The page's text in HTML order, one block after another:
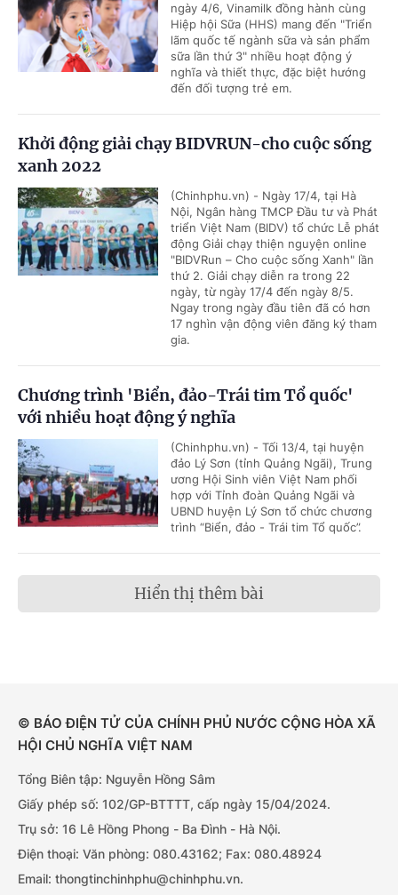
ngày 4/6, Vinamilk đồng hành cùng
Hiệp hội Sữa (HHS) mang đến "Triển
lãm quốc tế ngành sữa và sản phẩm
sữa lần thứ 3" nhiều hoạt động ý
nghĩa và thiết thực, đặc biệt hướng
đến đối tượng trẻ em.
Khởi động giải chạy BIDVRUN-cho cuộc sống
xanh 2022
(Chinhphu.vn) - Ngày 17/4, tại Hà
Nội, Ngân hàng TMCP Đầu tư và Phát
triển Việt Nam (BIDV) tổ chức Lễ phát
động Giải chạy thiện nguyện online
"BIDVRun – Cho cuộc sống Xanh" lần
thứ 2. Giải chạy diễn ra trong 22
ngày, từ ngày 17/4 đến ngày 8/5.
Ngay trong ngày đầu tiên đã có hơn
17 nghìn vận động viên đăng ký tham
gia.
Chương trình 'Biển, đảo-Trái tim Tổ quốc'
với nhiều hoạt động ý nghĩa
(Chinhphu.vn) - Tối 13/4, tại huyện
đảo Lý Sơn (tỉnh Quảng Ngãi), Trung
ương Hội Sinh viên Việt Nam phối
hợp với Tỉnh đoàn Quảng Ngãi và
UBND huyện Lý Sơn tổ chức chương
trình “Biển, đảo - Trái tim Tổ quốc”.
Hiển thị thêm bài
© BÁO ĐIỆN TỬ CỦA CHÍNH PHỦ NƯỚC CỘNG HÒA XÃ
HỘI CHỦ NGHĨA VIỆT NAM
Tổng Biên tập: Nguyễn Hồng Sâm
Giấy phép số: 102/GP-BTTTT, cấp ngày 15/04/2024.
Trụ sở: 16 Lê Hồng Phong - Ba Đình - Hà Nội.
Điện thoại: Văn phòng: 080.43162; Fax: 080.48924
Email: thongtinchinhphu@chinhphu.vn.